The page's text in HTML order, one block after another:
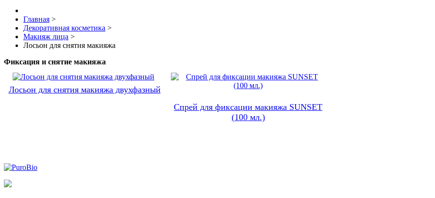
Главная >
Декоративная косметика >
Макияж лица >
Лосьон для снятия макияжа
Фиксация и снятие макияжа
Лосьон для снятия макияжа двухфазный
Спрей для фиксации макияжа SUNSET
(100 мл.)